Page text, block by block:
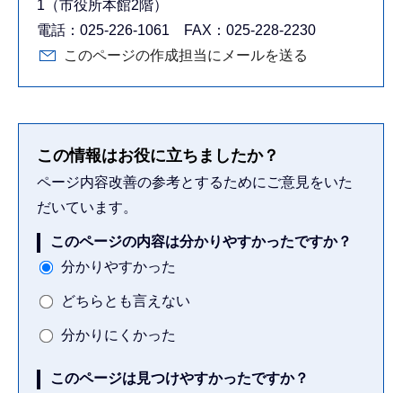
1（市役所本館2階）
電話：025-226-1061 FAX：025-228-2230
このページの作成担当にメールを送る
この情報はお役に立ちましたか？
ページ内容改善の参考とするためにご意見をいた
だいています。
このページの内容は分かりやすかったですか？
分かりやすかった
どちらとも言えない
分かりにくかった
このページは見つけやすかったですか？